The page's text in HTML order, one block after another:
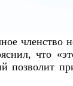
членство
что
позволит